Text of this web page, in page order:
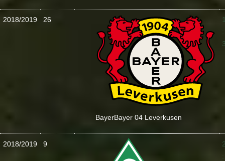
2018/2019 26
BayerBayer 04 Leverkusen
:
2018/2019 9
: